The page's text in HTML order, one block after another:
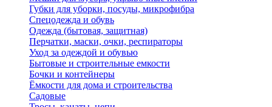
Губки для уборки, посуды, микрофибра
Спецодежда и обувь
Одежда (бытовая, защитная)
Перчатки, маски, очки, респираторы
Уход за одеждой и обувью
Бытовые и строительные емкости
Бочки и контейнеры
Ёмкости для дома и строительства
Садовые